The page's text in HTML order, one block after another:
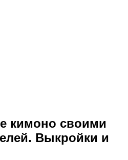
кимоно своими
Выкройки и